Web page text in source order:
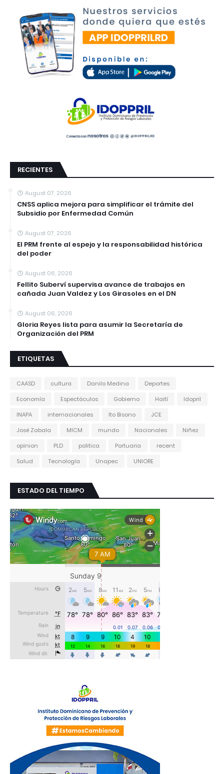
RECIENTES
August 07, 2026
CNSS aplica mejora para simplificar el trámite del
Subsidio por Enfermedad Común
August 07, 2026
El PRM frente al espejo y la responsabilidad histórica
del poder
August 06, 2026
Fellito Suberví supervisa avance de trabajos en
cañada Juan Valdez y Los Girasoles en el DN
August 06, 2026
Gloria Reyes lista para asumir la Secretaría de
Organización del PRM
ETIQUETAS
CAASD cultura Danilo Medina
Deportes
Economía
Espectáculos Gobierno Haití
Idopril
INAPA
internacionales Ito Bisono
JCE
José Zabala
MICM mundo Nacionales
Niñez
opinion
PLD politica Portuaria
recent
Salud
Tecnología Unapec UNIORE
ESTADO DEL TIEMPO